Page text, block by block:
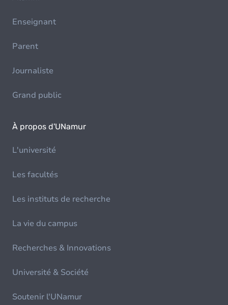
Enseignant
Parent
Journaliste
Grand public
À propos d'UNamur
L'université
Les facultés
Les instituts de recherche
La vie du campus
Recherches & Innovations
Université & Société
Soutenir l'UNamur